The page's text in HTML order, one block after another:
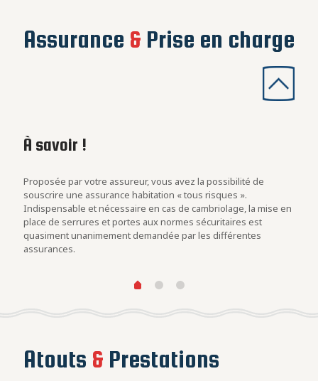
Assurance & Prise en charge
À savoir !
Proposée par votre assureur, vous avez la possibilité de
souscrire une assurance habitation « tous risques ».
Indispensable et nécessaire en cas de cambriolage, la mise en
place de serrures et portes aux normes sécuritaires est
quasiment unanimement demandée par les différentes
assurances.
Atouts & Prestations